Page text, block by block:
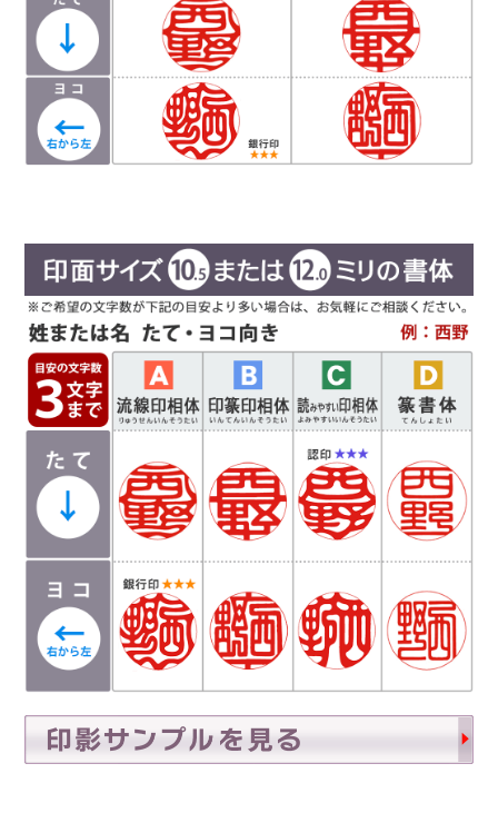
専用ワックスで一本一本を丁寧に磨き上げることにより、屋久杉独特
の和やかな美しい木目と茶褐色の高級感溢れる光沢が出現しました。
まさに古代の生命に直接触れているかのような感さえあります。
風格、強度、捺印性、全てに優れた木製印章の最高級品と言える存在
感は、お使いになるお客様の運気をも上げてくれるやも知れません。
使用をお勧めしています。
Ｄ篆書体 （てんしょたい）
す。厳粛で、格調高い印章としてよく使われま
す。紙幣に捺される由緒正しき書体です。彫刻を
行う文字数やバランスによって、書体サンプルと
は異なり「上下左右の余白が広い場合や狭い場
合」がありますので、ご希望があるお客様は備考
欄にお書き添え下さい。